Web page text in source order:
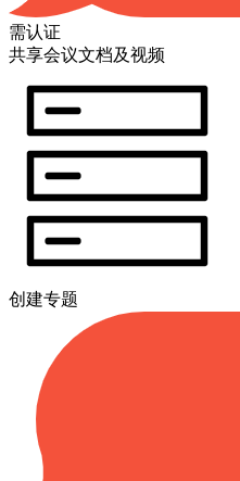
需认证
共享会议文档及视频
创建专题